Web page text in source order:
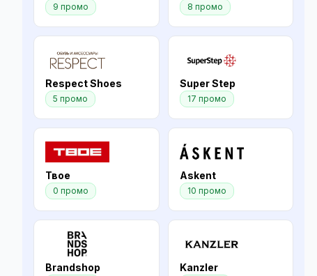
9 промо 8 промо
Respect Shoes
5 промо
Super Step
17 промо
Твое
0 промо
Askent
10 промо
Brandshop Kanzler